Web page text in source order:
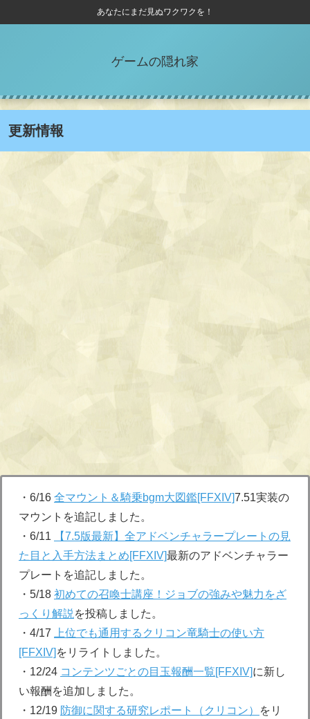
あなたにまだ見ぬワクワクを！
ゲームの隠れ家
更新情報
・6/16 全マウント＆騎乗bgm大図鑑[FFXIV]7.51実装の
マウントを追記しました。
・6/11
【7.5版最新】全アドベンチャラープレートの見
た目と入手方法まとめ[FFXIV]最新のアドベンチャラー
プレートを追記しました。
・5/18 初めての召喚士講座！ジョブの強みや魅力をざ
っくり解説 を投稿しました。
・4/17
上位でも通用するクリコン竜騎士の使い方
[FFXIV] をリライトしました。
・12/24 コンテンツごとの目玉報酬一覧[FFXIV]に新し
い報酬を追加しました。
・12/19 防御に関する研究レポート（クリコン）
をリ